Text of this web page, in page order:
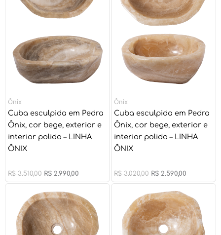
Ônix
Cuba esculpida em Pedra
Ônix, cor bege, exterior e
interior polido – LINHA
ÔNIX
R$3.510,00 R$ 2.990,00
Ônix
Cuba esculpida em Pedra
Ônix, cor bege, exterior e
interior polido – LINHA
ÔNIX
R$3.020,00 R$ 2.590,00
preço
original
era:
R$ 3.020,00.
preço
atual
é:
R$ 2.590,00.
preço
original
era:
R$ 3.020,00.
preço
atual
é:
R$